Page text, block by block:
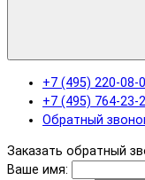
+7 (495) 220-08-
+7 (495) 764-23-
Обратный
Заказать обратный
Ваше имя: